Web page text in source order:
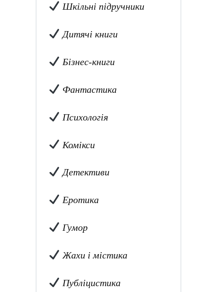
Шкільні підручники
Дитячі книги
Бізнес-книги
Фантастика
Психологія
Комікси
Детективи
Еротика
Гумор
Жахи і містика
Публіцистика